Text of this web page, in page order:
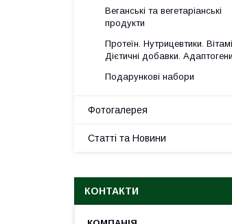
Веганські та вегетаріанські
продукти
Протеїн. Нутрицевтики.
Дієтичні добавки. Адаптогени
Подарункові набори
Фотогалерея
Статті та Новини
КОНТАКТИ